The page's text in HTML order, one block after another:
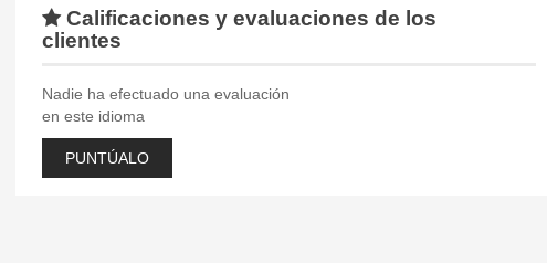
Calificaciones y evaluaciones de los
clientes
Nadie ha efectuado una evaluación
en este idioma
PUNTÚALO